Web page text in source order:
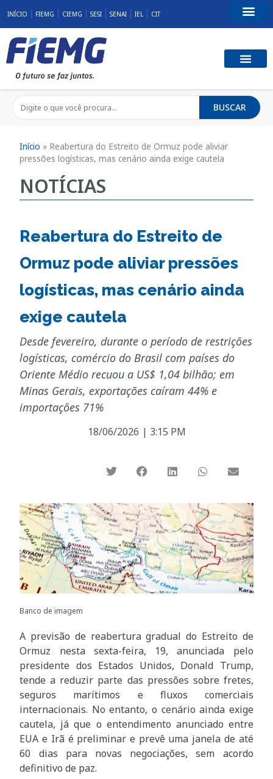
INÍCIO FIEMG CIEMG SESI SENAI IEL CIT
BUSCAR
Início » Reabertura do Estreito de Ormuz pode aliviar
pressões logísticas, mas cenário ainda exige cautela
NOTÍCIAS
Reabertura do Estreito de
Ormuz pode aliviar pressões
logísticas, mas cenário ainda
exige cautela
Desde fevereiro, durante o período de restrições
logísticas, comércio do Brasil com países do
Oriente Médio recuou a US$ 1,04 bilhão; em
Minas Gerais, exportações caíram 44% e
importações 71%
18/06/2026 | 3:15 PM
Banco de imagem
A previsão de reabertura gradual do Estreito de
Ormuz nesta sexta-feira, 19, anunciada pelo
presidente dos Estados Unidos, Donald Trump,
tende a reduzir parte das pressões sobre fretes,
seguros marítimos e fluxos comerciais
internacionais. No entanto, o cenário ainda exige
cautela, já que o entendimento anunciado entre
EUA e Irã é preliminar e prevê uma janela de até
60 dias para novas negociações, sem acordo
definitivo de paz.